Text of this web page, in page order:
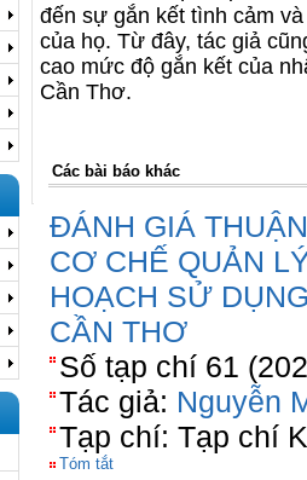
đến sự gắn kết tình cảm
của họ. Từ đây, tác giả
cao mức độ gắn kết của
Cần Thơ.
Các bài báo khác
ĐÁNH GIÁ
CƠ CHẾ QUẢN
HOẠCH SỬ
CẦN THƠ
Số tạp chí 61
Tác giả: Nguyễn
Tạp chí: Tạp chí
Tóm tắt